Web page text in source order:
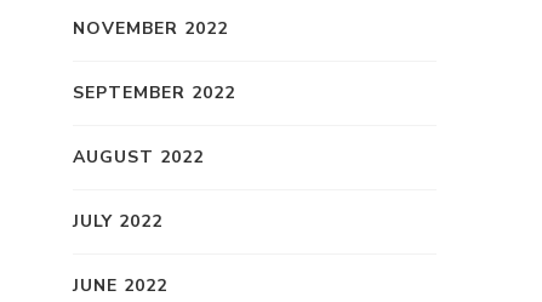
NOVEMBER 2022
SEPTEMBER 2022
AUGUST 2022
JULY 2022
JUNE 2022